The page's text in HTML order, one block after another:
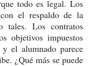
es legal. Los
el respaldo de la
tales. Los contratos
objetivos impuestos
el alumnado parece
¿Qué más se puede